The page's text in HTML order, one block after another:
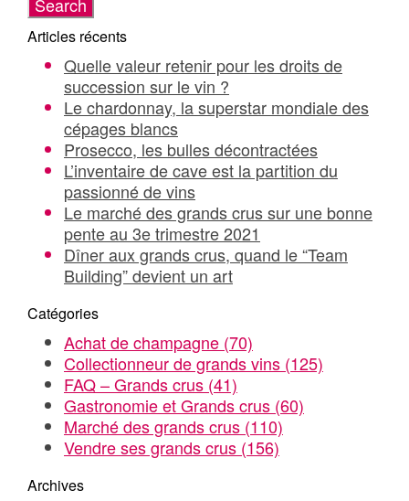
Articles récents
Quelle valeur retenir pour les droits de
succession sur le vin ?
Le chardonnay, la superstar mondiale des
cépages blancs
Prosecco, les bulles décontractées
L’inventaire de cave est la partition du
passionné de vins
Le marché des grands crus sur une bonne
pente au 3e trimestre 2021
Dîner aux grands crus, quand le “Team
Building” devient un art
Catégories
Achat de champagne (70)
Collectionneur de grands vins (125)
FAQ – Grands crus (41)
Gastronomie et Grands crus (60)
Marché des grands crus (110)
Vendre ses grands crus (156)
Archives